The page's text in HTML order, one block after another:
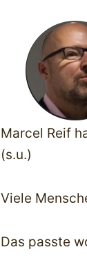
Marcel Reif
(s.u.)
Viele
Das passte